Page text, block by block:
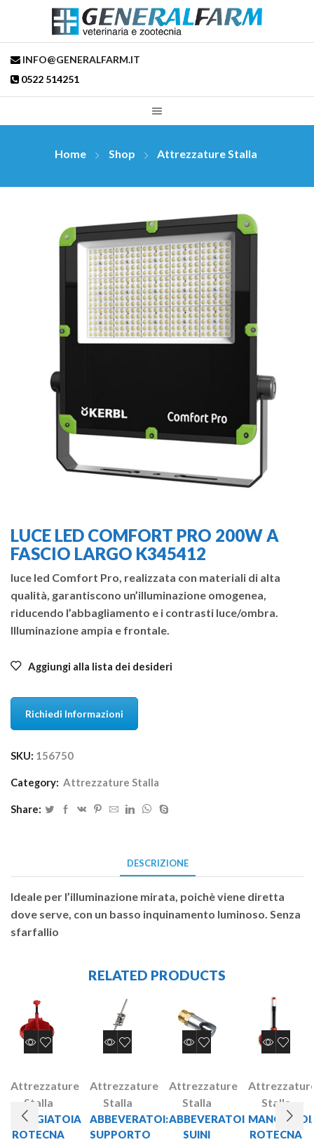
INFO@GENERALFARM.IT
0522 514251
Home Shop Attrezzature Stalla
LUCE LED COMFORT PRO 200W A
FASCIO LARGO K345412
luce led Comfort Pro, realizzata con materiali di alta
qualità, garantiscono un’illuminazione omogenea,
riducendo l’abbagliamento e i contrasti luce/ombra.
Illuminazione ampia e frontale.
Aggiungi alla lista dei desideri
Richiedi Informazioni
SKU: 156750
Category: Attrezzature Stalla
Share:
DESCRIZIONE
Ideale per l’illuminazione mirata, poichè viene diretta
dove serve, con un basso inquinamento luminoso. Senza
sfarfallio
RELATED PRODUCTS
Attrezzature
Stalla
MANGIATOIA
ROTECNA
Attrezzature
Stalla
ABBEVERATOI:
SUPPORTO
Attrezzature
Stalla
ABBEVERATOI
SUINI
Stalla
ROTECNA